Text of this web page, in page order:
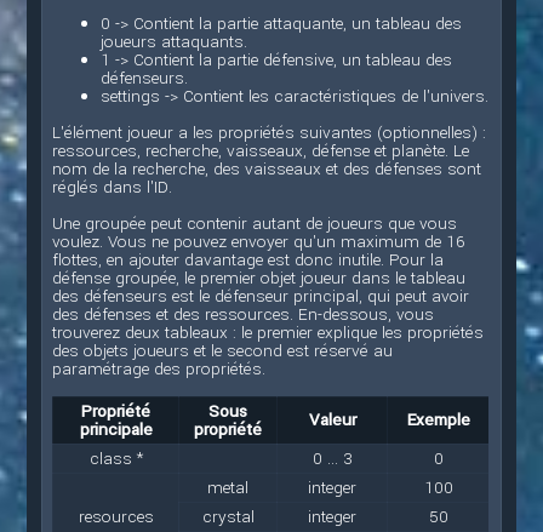
0 -> Contient la partie attaquante, un tableau des
joueurs attaquants.
1 -> Contient la partie défensive, un tableau des
défenseurs.
settings -> Contient les caractéristiques de l'univers.
L'élément joueur a les propriétés suivantes (optionnelles) :
ressources, recherche, vaisseaux, défense et planète. Le
nom de la recherche, des vaisseaux et des défenses sont
réglés dans l'ID.
Une groupée peut contenir autant de joueurs que vous
voulez. Vous ne pouvez envoyer qu'un maximum de 16
flottes, en ajouter davantage est donc inutile. Pour la
défense groupée, le premier objet joueur dans le tableau
des défenseurs est le défenseur principal, qui peut avoir
des défenses et des ressources. En-dessous, vous
trouverez deux tableaux : le premier explique les propriétés
des objets joueurs et le second est réservé au
paramétrage des propriétés.
Propriété
principale
Sous
propriété Valeur
Exemple
class *
0 ... 3 0
resources
metal integer
100
crystal
integer 50